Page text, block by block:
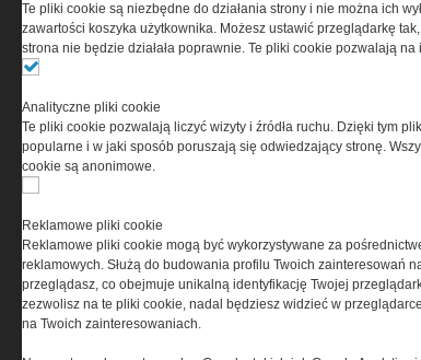
Copyright © 2004-2019 Grupa
zastrzeżone. Jakiekolwiek
Te pliki cookie są niezbędne do działania strony i nie można ich
zawartości koszyka użytkownika. Możesz ustawić przeglądarkę
strona nie będzie działała poprawnie. Te pliki cookie pozwalają
Analityczne pliki cookie
Te pliki cookie pozwalają liczyć wizyty i źródła ruchu. Dzięki tym
popularne i w jaki sposób poruszają się odwiedzający stronę.
cookie są anonimowe.
Reklamowe pliki cookie
Reklamowe pliki cookie mogą być wykorzystywane za
reklamowych. Służą do budowania profilu Twoich zainteresowań
przeglądasz, co obejmuje unikalną identyfikację Twojej
zezwolisz na te pliki cookie, nadal będziesz widzieć w
na Twoich zainteresowaniach.